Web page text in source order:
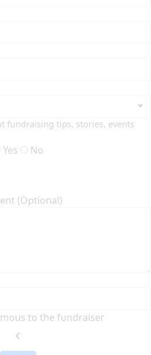
fundraising tips, stories, events
Yes No
(Optional)
to the fundraiser
chevron_left